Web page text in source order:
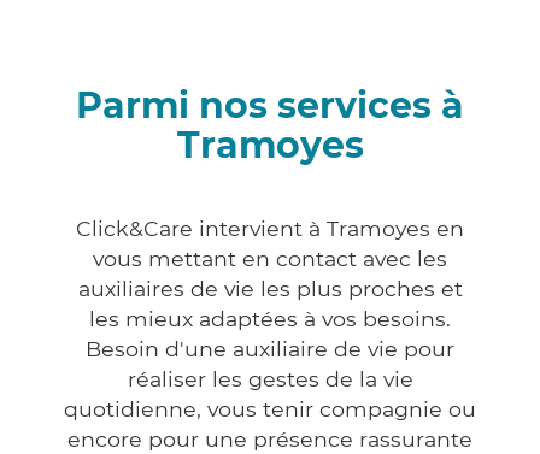
Parmi nos services à
Tramoyes
Click&Care intervient à Tramoyes en
vous mettant en contact avec les
auxiliaires de vie les plus proches et
les mieux adaptées à vos besoins.
Besoin d'une auxiliaire de vie pour
réaliser les gestes de la vie
quotidienne, vous tenir compagnie ou
encore pour une présence rassurante